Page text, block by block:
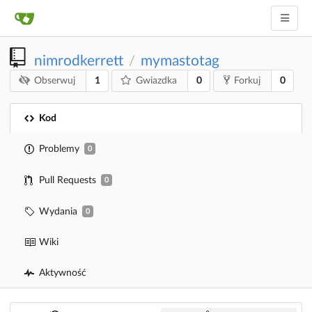
nimrodkerrett / mymastotag
Obserwuj 1 Gwiazdka 0 Forkuj 0
Kod
Problemy 0
Pull Requests 0
Wydania 0
Wiki
Aktywność